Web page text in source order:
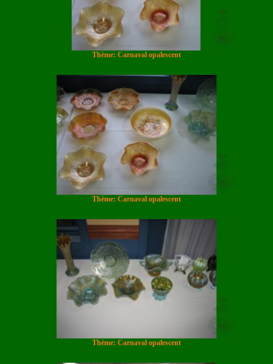
Thème: Carnaval opalescent
Thème: Carnaval opalescent
Thème: Carnaval opalescent